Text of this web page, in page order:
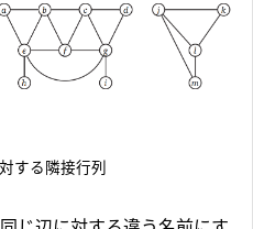
する隣接行列